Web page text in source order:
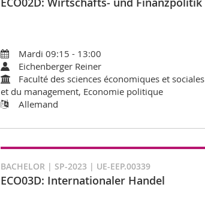
Mardi 09:15 - 13:00
Eichenberger Reiner
Faculté des sciences économiques et sociales
et du management, Economie politique
Allemand
BACHELOR | SP-2023 | UE-EEP.00339
ECO03D: Internationaler Handel